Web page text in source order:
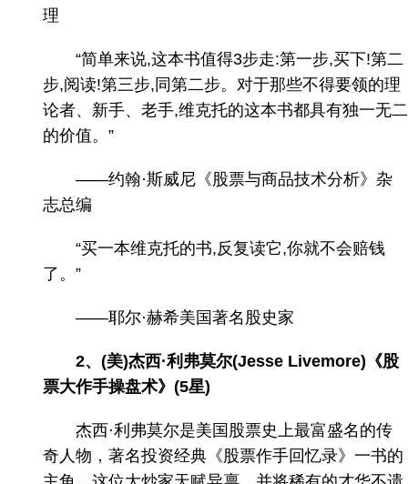
理
“简单来说,这本书值得3步走:第一步,买下!第二
步,阅读!第三步,同第二步。对于那些不得要领的理
论者、新手、老手,维克托的这本书都具有独一无二
的价值。”
——约翰·斯威尼《股票与商品技术分析》杂
志总编
“买一本维克托的书,反复读它,你就不会赔钱
了。”
——耶尔·赫希美国著名股史家
2、(美)杰西·利弗莫尔(Jesse Livemore)《股
票大作手操盘术》(5星)
杰西·利弗莫尔是美国股票史上最富盛名的传
奇人物，著名投资经典《股票作手回忆录》一书的